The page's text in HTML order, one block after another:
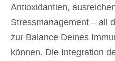
Antioxidantien,
Stressmanagement – all
zur Balance Deines
können. Die Integration